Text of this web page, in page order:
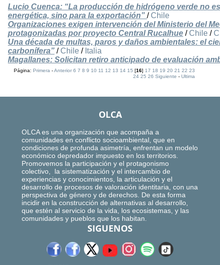
Lucio Cuenca: “La producción de hidrógeno verde no
energética, sino para la exportación” / Chile
Organizaciones exigen intervención del Ministerio del
protagonizadas por proyecto Central Rucalhue / Chile /
Una década de multas, paros y daños ambientales: el
carbonífera” / Chile / Italia
Magallanes: Solicitan retiro anticipado de evaluación
Página:Primera -Anterior 6 7 8 9 10 11 12 13 14 15 [16]17 18 19 20 21 22 23
24 25 26 Siguiente -Ultima
OLCA
OLCA es una organización que acompaña a
comunidades en conflicto socioambiental, que en
condiciones de profunda asimetría, enfrentan un modelo
económico depredador impuesto en los territorios.
Promovemos la participación y el protagonismo
colectivo, la sistematización y el intercambio de
experiencias y conocimientos, la articulación y el
desarrollo de procesos de valoración identitaria, con una
perspectiva de género y de derechos. De esta forma
incidir en la construcción de alternativas al desarrollo,
que estén al servicio de la vida, los ecosistemas, y las
comunidades y pueblos que los habitan.
SIGUENOS